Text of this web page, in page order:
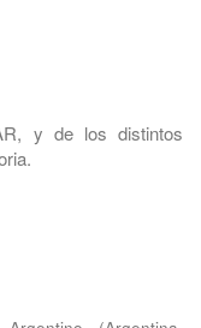
y de los distintos